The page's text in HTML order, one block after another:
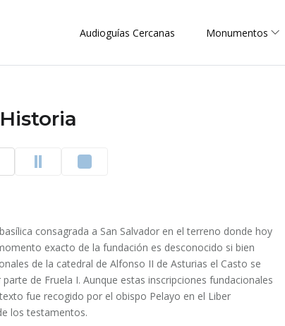
Audioguías Cercanas Monumentos
Historia
consagrada a San Salvador en el terreno donde hoy
exacto de la fundación es desconocido si bien
de la catedral de Alfonso II de Asturias el Casto se
de Fruela I. Aunque estas inscripciones fundacionales
fue recogido por el obispo Pelayo en el Liber
los testamentos.